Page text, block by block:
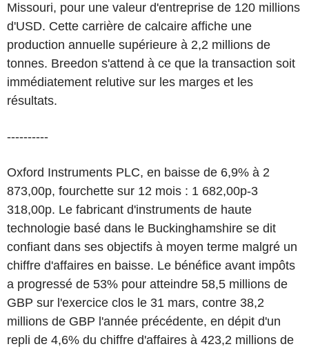
Missouri, pour une valeur d'entreprise de 120 millions
d'USD. Cette carrière de calcaire affiche une
production annuelle supérieure à 2,2 millions de
tonnes. Breedon s'attend à ce que la transaction soit
immédiatement relutive sur les marges et les
résultats.
----------
Oxford Instruments PLC, en baisse de 6,9% à 2
873,00p, fourchette sur 12 mois : 1 682,00p-3
318,00p. Le fabricant d'instruments de haute
technologie basé dans le Buckinghamshire se dit
confiant dans ses objectifs à moyen terme malgré un
chiffre d'affaires en baisse. Le bénéfice avant impôts
a progressé de 53% pour atteindre 58,5 millions de
GBP sur l'exercice clos le 31 mars, contre 38,2
millions de GBP l'année précédente, en dépit d'un
repli de 4,6% du chiffre d'affaires à 423,2 millions de